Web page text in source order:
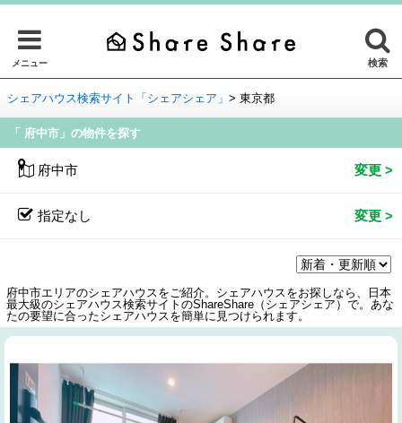
メニュー 検索
シェアハウス検索サイト「シェアシェア」 > 東京都
「 府中市」の物件を探す
府中市
指定なし
府中市エリアのシェアハウスをご紹介。シェアハウスをお探しなら、日本
最大級のシェアハウス検索サイトのShareShare（シェアシェア）で。あな
たの要望に合ったシェアハウスを簡単に見つけられます。